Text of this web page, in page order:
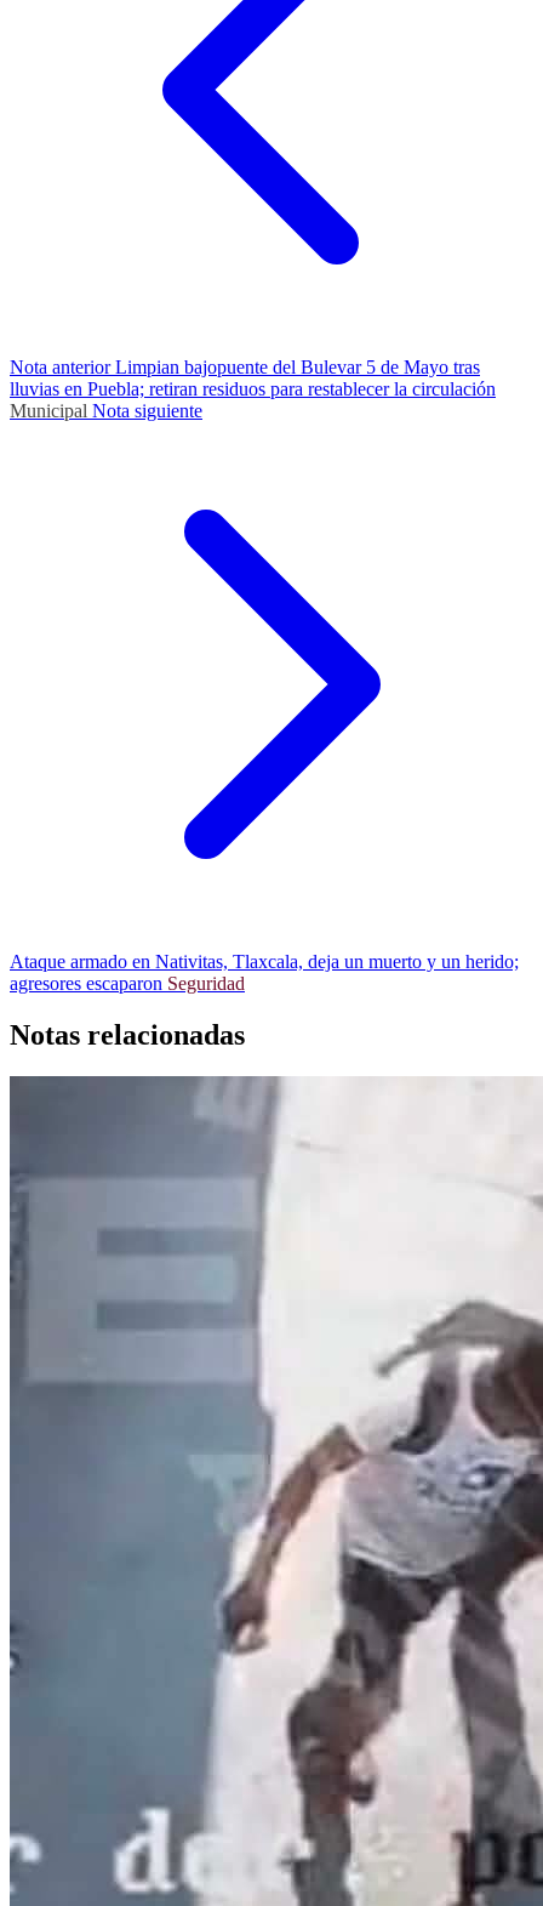
Nota anteriorLimpian bajopuente del Bulevar 5 de Mayo tras
lluvias en Puebla; retiran residuos para restablecer la circulación
Municipal Nota siguiente
Ataque armado en Nativitas, Tlaxcala, deja un muerto y un herido;
agresores escaparon Seguridad
Notas relacionadas